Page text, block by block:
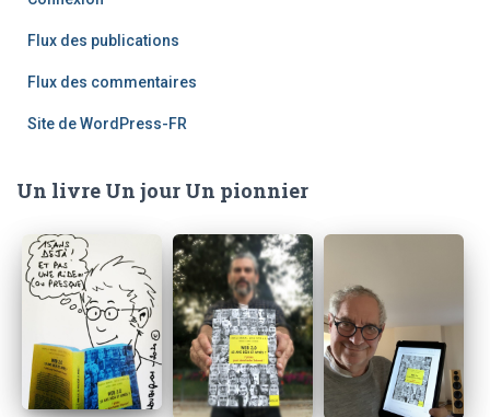
Flux des publications
Flux des commentaires
Site de WordPress-FR
Un livre Un jour Un pionnier